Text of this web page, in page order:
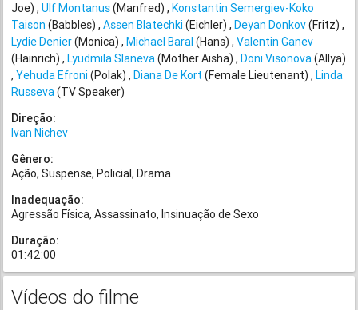
Joe) Ulf Montanus(Manfred) Konstantin Semergiev-Koko
Taison (Babbles) Assen Blatechki (Eichler) Deyan Donkov(Fritz)
Lydie Denier(Monica) Michael Baral (Hans) Valentin Ganev
(Hainrich) Lyudmila Slaneva(Mother Aisha) Doni Visonova(Allya)
Yehuda Efroni (Polak) Diana De Kort (Female Lieutenant) Linda
Russeva(TV Speaker)
Direção:
Ivan Nichev
Gênero:
Ação Suspense Policial Drama
Inadequação:
Agressão Física Assassinato Insinuação de Sexo
Duração:
01:42:00
Vídeos do filme